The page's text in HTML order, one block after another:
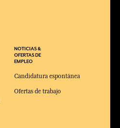
NOTICIAS &
OFERTAS DE
EMPLEO
Candidatura espontánea
Ofertas de trabajo